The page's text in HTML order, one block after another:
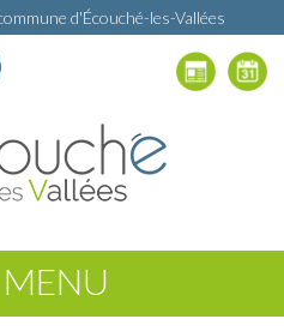
d'Écouché-les-Vallées
MENU